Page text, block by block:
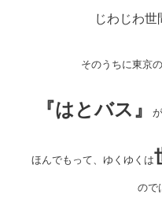
じわじわ世
そのうちに東京の
『はとバス』
ほんでもって、ゆくゆくは
ので